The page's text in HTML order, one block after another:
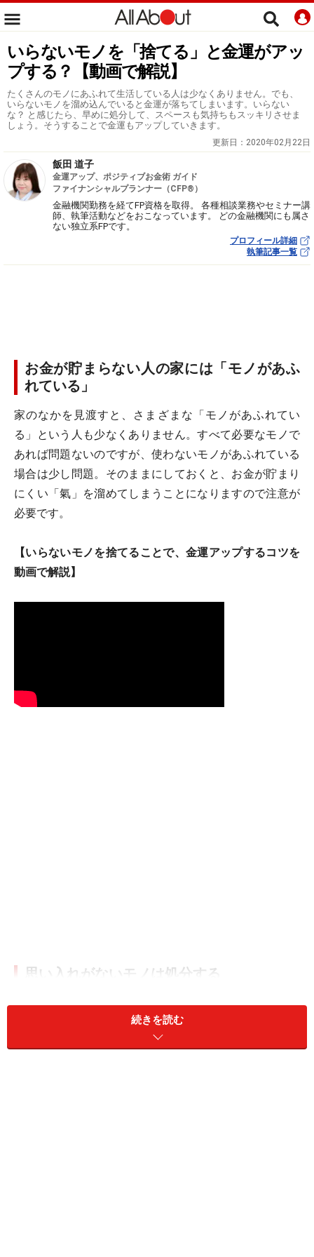
いらないモノを「捨てる」と金運がアッ
プする？【動画で解説】
たくさんのモノにあふれて生活している人は少なくありません。でも、
いらないモノを溜め込んでいると金運が落ちてしまいます。いらない
な？ と感じたら、早めに処分して、スペースも気持ちもスッキリさせま
しょう。そうすることで金運もアップしていきます。
更新日： 2020年02月22日
飯田 道子
金運アップ、ポジティブお金術 ガイド
ファイナンシャルプランナー（CFP®）
金融機関勤務を経てFP資格を取得。 各種相談業務やセミナー講
師、執筆活動などをおこなっています。 どの金融機関にも属さ
ない独立系FPです。
プロフィール詳細
執筆記事一覧
お金が貯まらない人の家には「モノがあふ
れている」
家のなかを見渡すと、さまざまな「モノがあふれてい
る」という人も少なくありません。すべて必要なモノで
あれば問題ないのですが、使わないモノがあふれている
場合は少し問題。そのままにしておくと、お金が貯まり
にくい「氣」を溜めてしまうことになりますので注意が
必要です。
【いらないモノを捨てることで、金運アップするコツを
動画で解説】
思い入れがないモノは処分する
誰でも、好きな人や好きなモノを大切にすると思いま
す。その一方で、どうも好きになれない人や、もう使わ
ないと思うモノに対しては、ぞんざいな扱いをしてしま
続きを読む